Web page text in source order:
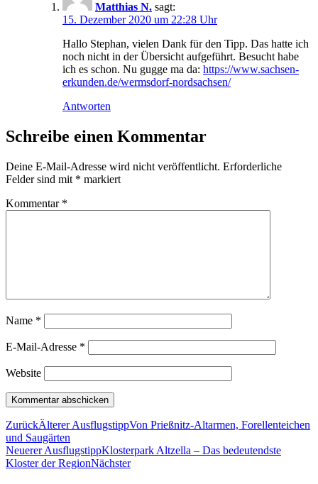
Matthias N. sagt:
15. Dezember 2020 um 22:28 Uhr
Hallo Stephan, vielen Dank für den Tipp. Das hatte ich
noch nicht in der Übersicht aufgeführt. Besucht habe
ich es schon. Nu gugge ma da: https://www.sachsen-
erkunden.de/wermsdorf-nordsachsen/
Antworten
Schreibe einen Kommentar
Deine E-Mail-Adresse wird nicht veröffentlicht. Erforderliche
Felder sind mit * markiert
Kommentar *
Name *
E-Mail-Adresse *
Website
ZurückÄlterer AusflugstippVon Prießnitz-Altarmen, Forellenteichen
und Saugärten
Neuerer AusflugstippKlosterpark Altzella – Das bedeutendste
Kloster der RegionNächster